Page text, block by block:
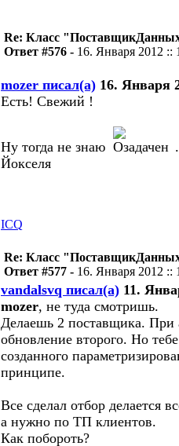
Re: Класс
Ответ #576 - 16. Января 2012 ::
mozer писал(а) 16. Января
Есть! Свежий !
Ну тогда не знаю
Йокселя
ICQ
Re: Класс
Ответ #577 - 16. Января 2012 ::
vandalsvq писал(а) 11.
mozer, не туда смотришь.
Делаешь 2 поставщика. При
обновление второго. Но
созданного
принципе.
Все сделал отбор делается
а нужно по ТП клиентов.
Как побороть?